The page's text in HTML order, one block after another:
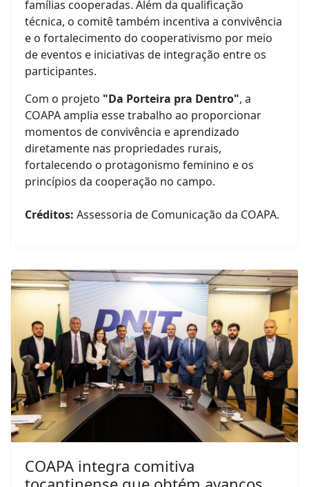
famílias cooperadas. Além da qualificação
técnica, o comitê também incentiva a convivência
e o fortalecimento do cooperativismo por meio
de eventos e iniciativas de integração entre os
participantes.
Com o projeto "Da Porteira pra Dentro", a
COAPA amplia esse trabalho ao proporcionar
momentos de convivência e aprendizado
diretamente nas propriedades rurais,
fortalecendo o protagonismo feminino e os
princípios da cooperação no campo.
Créditos: Assessoria de Comunicação da COAPA.
COAPA integra comitiva